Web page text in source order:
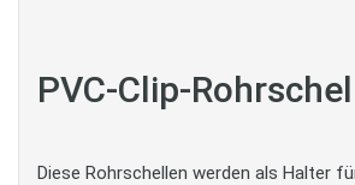
PVC-Clip-
Diese Rohrschellen werden als Halter